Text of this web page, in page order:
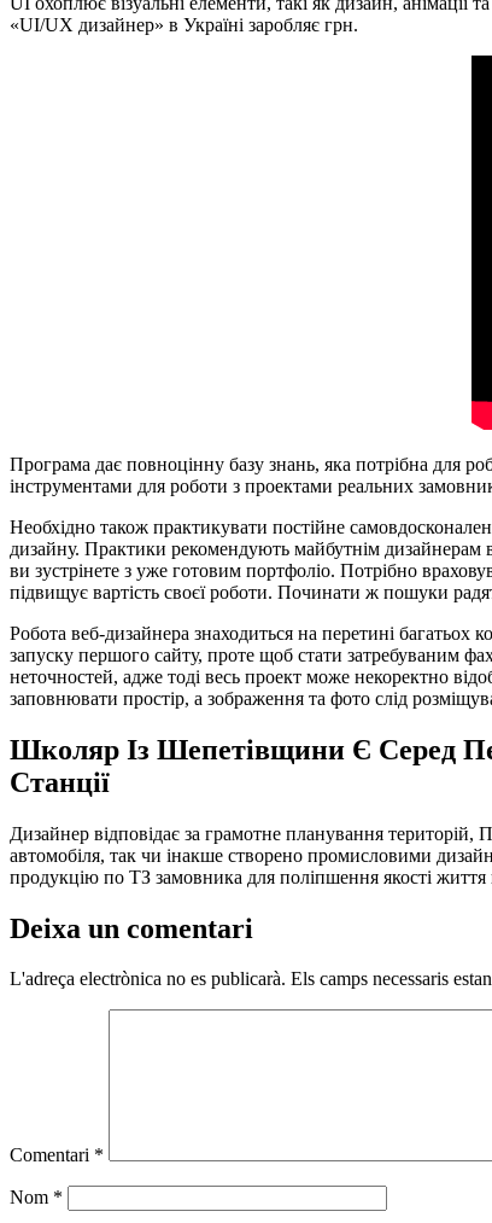
«UI/UX дизайнер» в Україні заробляє грн.
Програма дає повноцінну базу знань, яка потрібна для
інструментами для роботи з проектами реальних
Необхідно також практикувати постійне
дизайну. Практики рекомендують майбутнім дизайнерам
ви зустрінете з уже готовим портфоліо. Потрібно
підвищує вартість своєї роботи. Починати ж пошуки
Робота веб-дизайнера знаходиться на перетині
запуску першого сайту, проте щоб стати затребуваним
неточностей, адже тоді весь проект може некоректно
заповнювати простір, а зображення та фото слід
Школяр Із Шепетівщини Є Серед
Станції
Дизайнер відповідає за грамотне планування
автомобіля, так чи інакше створено промисловими
продукцію по ТЗ замовника для поліпшення якості життя
Deixa un comentari
L'adreça electrònica no es publicarà. Els camps necessaris
Comentari *
Nom *